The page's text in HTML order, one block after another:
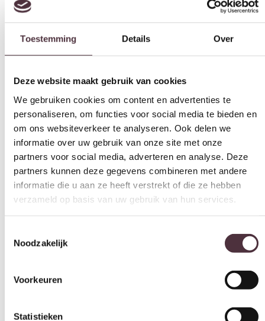
Toestemming Details Over
Deze website maakt gebruik van cookies
We gebruiken cookies om content en advertenties te
personaliseren, om functies voor social media te bieden en
om ons websiteverkeer te analyseren. Ook delen we
informatie over uw gebruik van onze site met onze
partners voor social media, adverteren en analyse. Deze
partners kunnen deze gegevens combineren met andere
informatie die u aan ze heeft verstrekt of die ze hebben
verzameld op basis van uw gebruik van hun services.
Noodzakelijk
Voorkeuren
Statistieken